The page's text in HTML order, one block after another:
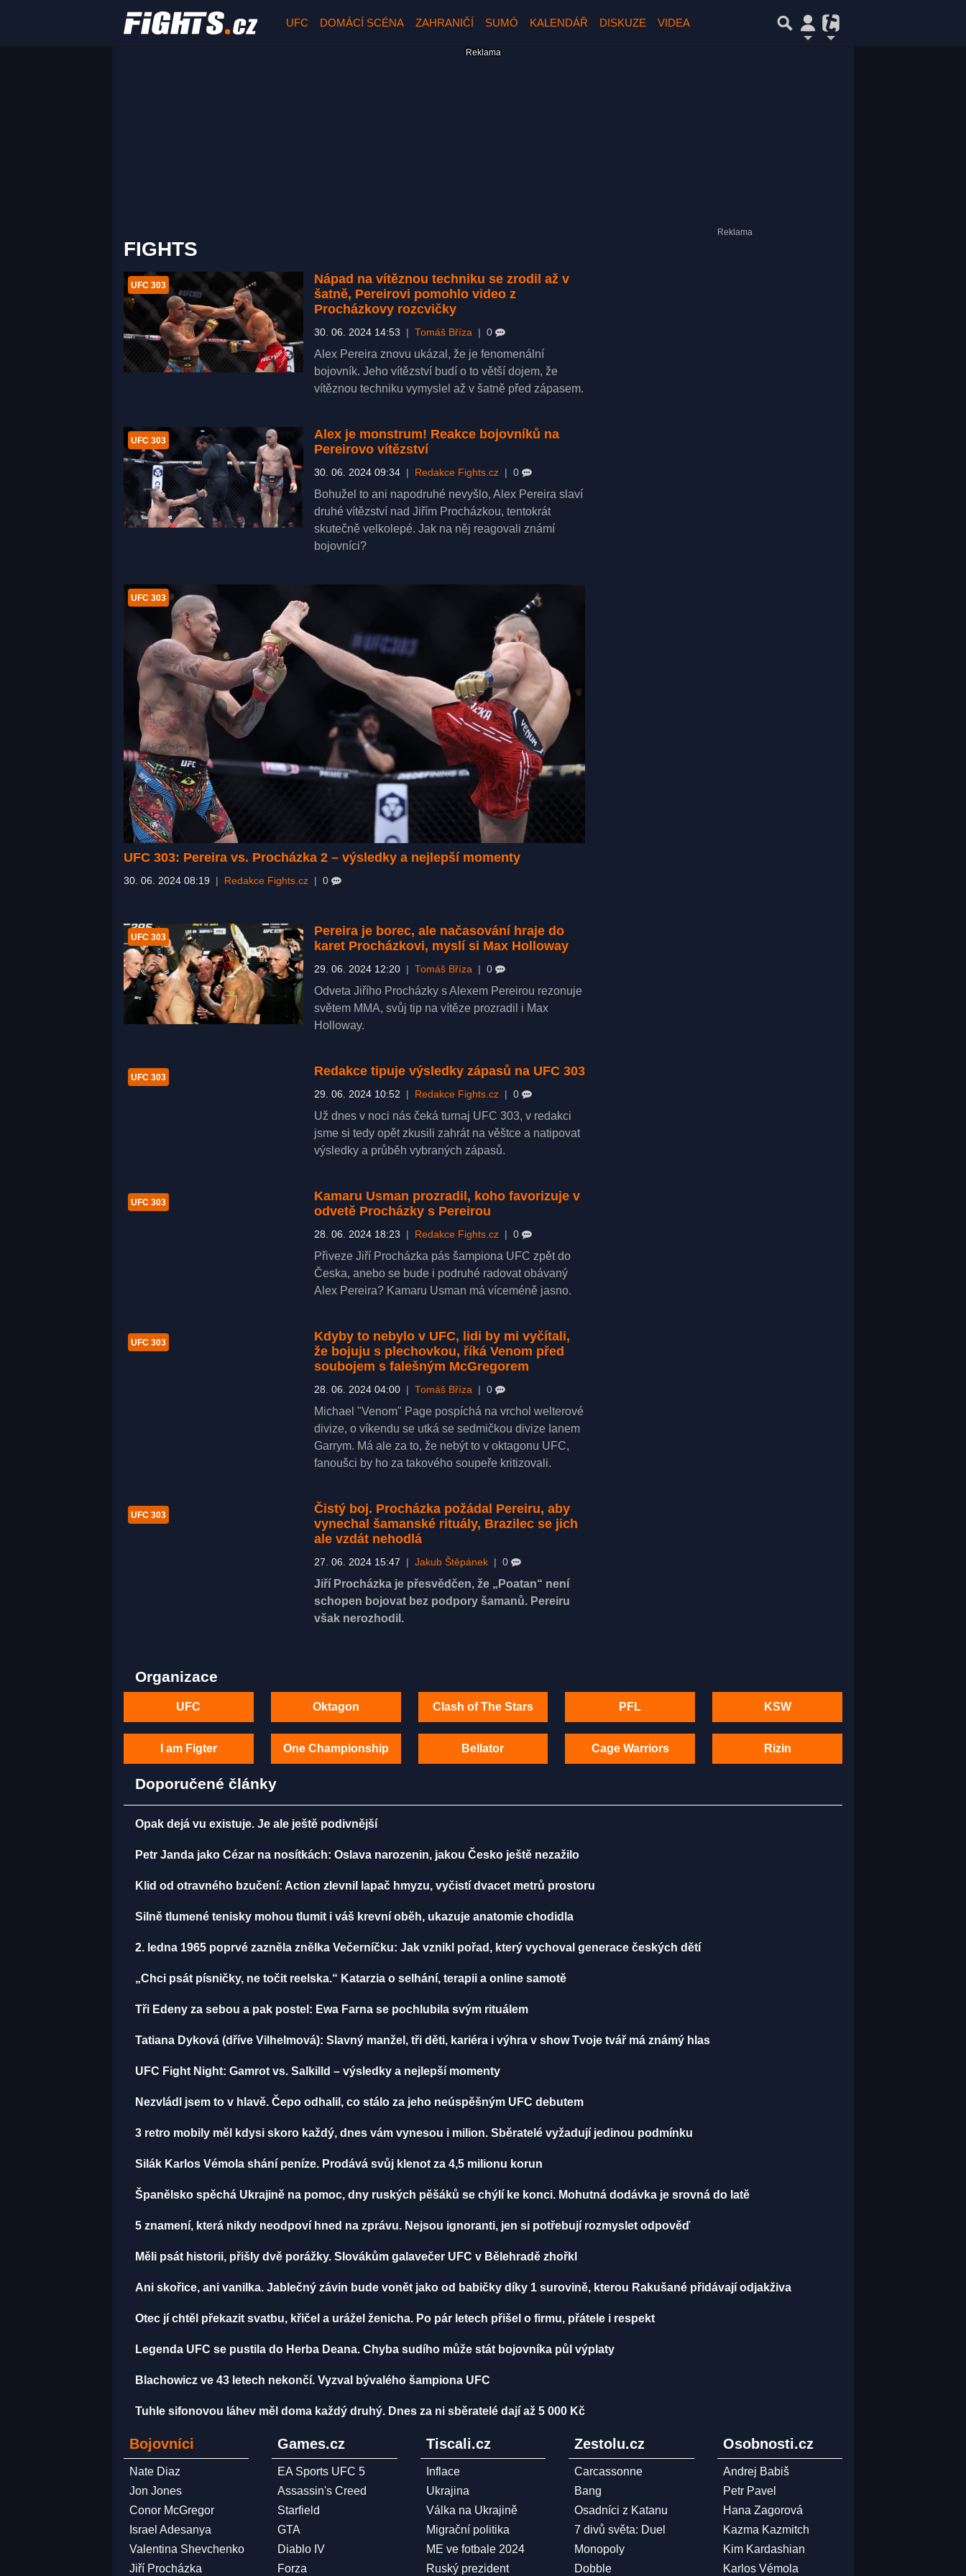
UFC DOMÁCÍ SCÉNA ZAHRANIČÍ SUMÓ KALENDÁŘ DISKUZE VIDEA
FIGHTS
UFC 303
Nápad na vítěznou techniku se zrodil až v
šatně, Pereirovi pomohlo video z
Procházkovy rozcvičky
30. 06. 2024 14:53 Tomáš Bříza 0
Alex Pereira znovu ukázal, že je fenomenální
bojovník. Jeho vítězství budí o to větší dojem, že
vítěznou techniku vymyslel až v šatně před zápasem.
UFC 303
Alex je monstrum! Reakce bojovníků na
Pereirovo vítězství
30. 06. 2024 09:34 Redakce Fights.cz 0
Bohužel to ani napodruhé nevyšlo, Alex Pereira slaví
druhé vítězství nad Jiřím Procházkou, tentokrát
skutečně velkolepé. Jak na něj reagovali známí
bojovníci?
UFC 303
UFC 303: Pereira vs. Procházka 2 – výsledky a nejlepší momenty
30. 06. 2024 08:19 Redakce Fights.cz 0
UFC 303
Pereira je borec, ale načasování hraje do
karet Procházkovi, myslí si Max Holloway
29. 06. 2024 12:20 Tomáš Bříza 0
Odveta Jiřího Procházky s Alexem Pereirou rezonuje
světem MMA, svůj tip na vítěze prozradil i Max
Holloway.
UFC 303 Redakce tipuje výsledky zápasů na UFC 303
29. 06. 2024 10:52 Redakce Fights.cz 0
Už dnes v noci nás čeká turnaj UFC 303, v redakci
jsme si tedy opět zkusili zahrát na věštce a natipovat
výsledky a průběh vybraných zápasů.
UFC 303
Kamaru Usman prozradil, koho favorizuje v
odvetě Procházky s Pereirou
28. 06. 2024 18:23 Redakce Fights.cz 0
Přiveze Jiří Procházka pás šampiona UFC zpět do
Česka, anebo se bude i podruhé radovat obávaný
Alex Pereira? Kamaru Usman má víceméně jasno.
UFC 303
Kdyby to nebylo v UFC, lidi by mi vyčítali,
že bojuju s plechovkou, říká Venom před
soubojem s falešným McGregorem
28. 06. 2024 04:00 Tomáš Bříza 0
Michael "Venom" Page pospíchá na vrchol welterové
divize, o víkendu se utká se sedmičkou divize Ianem
Garrym. Má ale za to, že nebýt to v oktagonu UFC,
fanoušci by ho za takového soupeře kritizovali.
UFC 303
Čistý boj. Procházka požádal Pereiru, aby
vynechal šamanské rituály, Brazilec se jich
ale vzdát nehodlá
27. 06. 2024 15:47 Jakub Štěpánek 0
Jiří Procházka je přesvědčen, že „Poatan“ není
schopen bojovat bez podpory šamanů. Pereiru
však nerozhodil.
Organizace
UFC Oktagon Clash of The Stars PFL KSW
I am Figter One Championship Bellator Cage Warriors Rizin
Doporučené články
Opak dejá vu existuje. Je ale ještě podivnější
Petr Janda jako Cézar na nosítkách: Oslava narozenin, jakou Česko ještě nezažilo
Klid od otravného bzučení: Action zlevnil lapač hmyzu, vyčistí dvacet metrů prostoru
Silně tlumené tenisky mohou tlumit i váš krevní oběh, ukazuje anatomie chodidla
2. ledna 1965 poprvé zazněla znělka Večerníčku: Jak vznikl pořad, který vychoval generace českých dětí
„Chci psát písničky, ne točit reelska.“ Katarzia o selhání, terapii a online samotě
Tři Edeny za sebou a pak postel: Ewa Farna se pochlubila svým rituálem
Tatiana Dyková (dříve Vilhelmová): Slavný manžel, tři děti, kariéra i výhra v show Tvoje tvář má známý hlas
UFC Fight Night: Gamrot vs. Salkilld – výsledky a nejlepší momenty
Nezvládl jsem to v hlavě. Čepo odhalil, co stálo za jeho neúspěšným UFC debutem
3 retro mobily měl kdysi skoro každý, dnes vám vynesou i milion. Sběratelé vyžadují jedinou podmínku
Silák Karlos Vémola shání peníze. Prodává svůj klenot za 4,5 milionu korun
Španělsko spěchá Ukrajině na pomoc, dny ruských pěšáků se chýlí ke konci. Mohutná dodávka je srovná do latě
5 znamení, která nikdy neodpoví hned na zprávu. Nejsou ignoranti, jen si potřebují rozmyslet odpověď
Měli psát historii, přišly dvě porážky. Slovákům galavečer UFC v Bělehradě zhořkl
Ani skořice, ani vanilka. Jablečný závin bude vonět jako od babičky díky 1 surovině, kterou Rakušané přidávají odjakživa
Otec jí chtěl překazit svatbu, křičel a urážel ženicha. Po pár letech přišel o firmu, přátele i respekt
Legenda UFC se pustila do Herba Deana. Chyba sudího může stát bojovníka půl výplaty
Blachowicz ve 43 letech nekončí. Vyzval bývalého šampiona UFC
Tuhle sifonovou láhev měl doma každý druhý. Dnes za ni sběratelé dají až 5 000 Kč
Bojovníci
Nate Diaz
Jon Jones
Conor McGregor
Israel Adesanya
Valentina Shevchenko
Jiří Procházka
Games.cz
EA Sports UFC 5
Assassin's Creed
Starfield
GTA
Diablo IV
Forza
Tiscali.cz
Inflace
Ukrajina
Válka na Ukrajině
Migrační politika
ME ve fotbale 2024
Ruský prezident
Zestolu.cz
Carcassonne
Bang
Osadníci z Katanu
7 divů světa: Duel
Monopoly
Dobble
Osobnosti.cz
Andrej Babiš
Petr Pavel
Hana Zagorová
Kazma Kazmitch
Kim Kardashian
Karlos Vémola